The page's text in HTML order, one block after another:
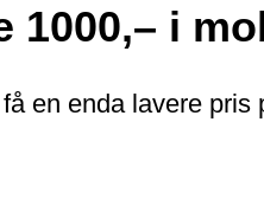
1000,– i
en enda lavere